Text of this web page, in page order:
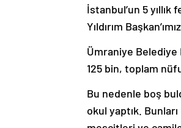
İstanbul’un 5
Yıldırım
Ümraniye Belediye
125 bin, toplam
Bu nedenle boş
okul yaptık.